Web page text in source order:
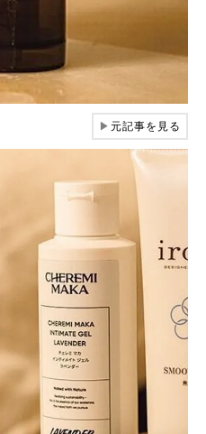
▶元記事を見る